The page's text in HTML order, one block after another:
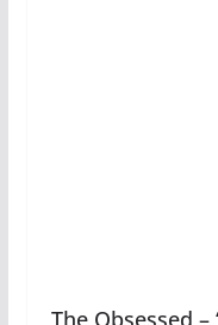
The Obsessed